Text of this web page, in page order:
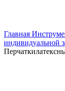
Главная
индивидуальной